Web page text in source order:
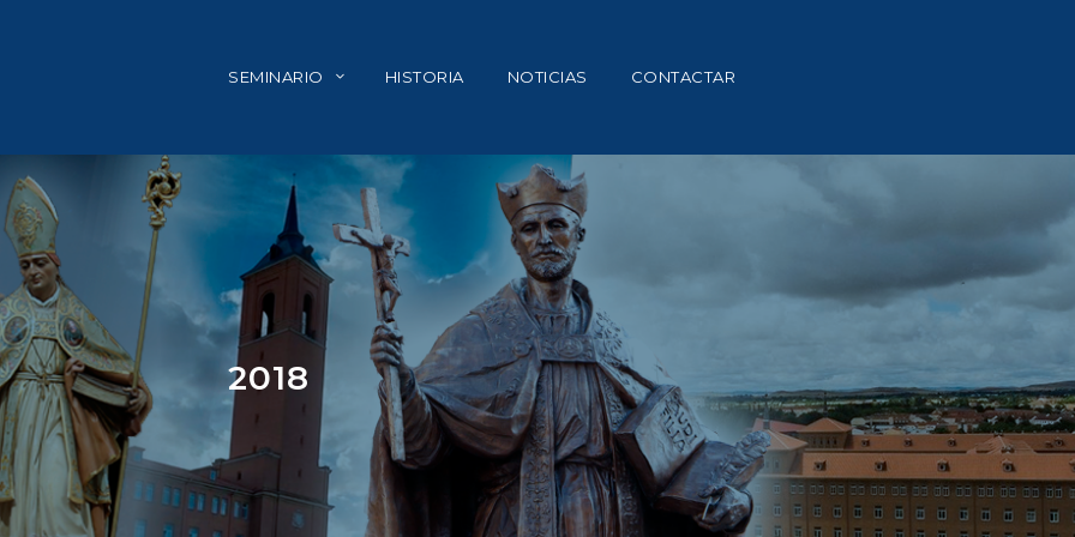
SEMINARIO HISTORIA NOTICIAS CONTACTAR
2018